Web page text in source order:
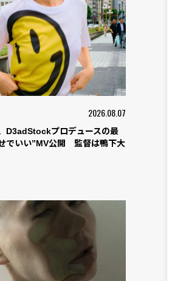
2026.08.07
D3adStockプロデュースの最
でいい”MV公開 監督は鴨下大